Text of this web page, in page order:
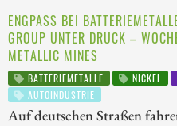
ENGPASS BEI
GROUP UNTER DRUCK –
METALLIC MINES
BATTERIEMETALLE NICKEL
AUTOINDUSTRIE
Auf deutschen Straßen